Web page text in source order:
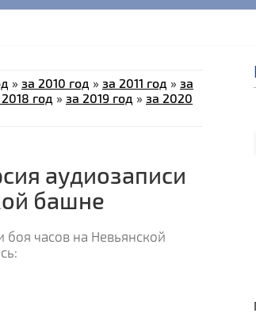
» за 2010 год » за 2011 год » за
год » за 2019 год » за 2020
аудиозаписи
башне
боя часов на Невьянской